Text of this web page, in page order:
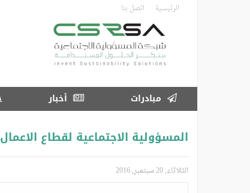
الرئيسية اتصل بنا
مبادرات أخبار
المسؤولية الاجتماعية لقطاع الاعمال
الثلاثاء, 20 سبتمبر, 2016